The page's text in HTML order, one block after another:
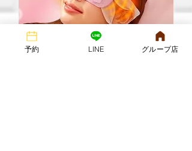
予約 LINE グループ店